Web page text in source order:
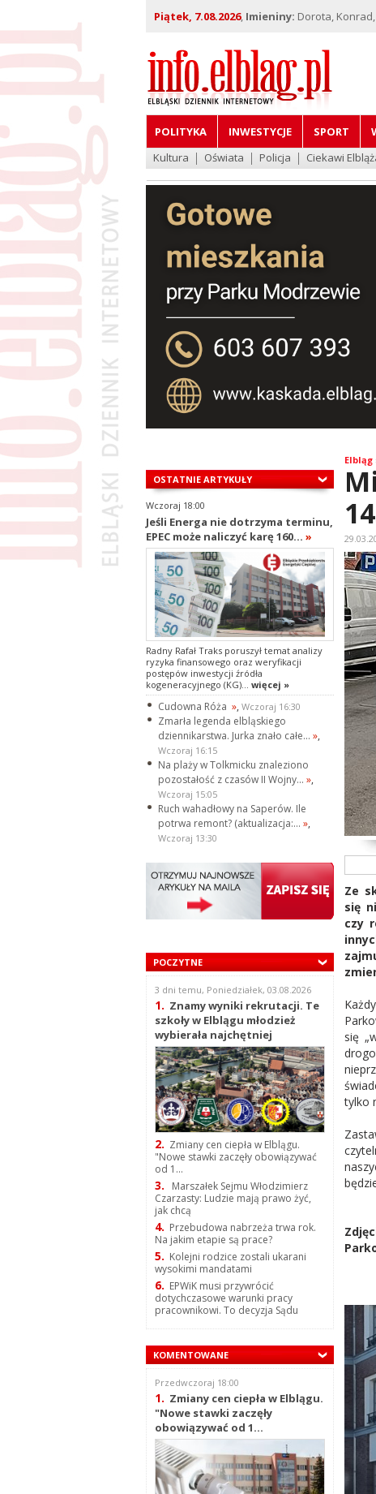
Piątek, 7.08.2026, Imieniny: Dorota,
POLITYKA INWESTYCJE SPORT
Kultura
Oświata Policja Ciekawi
OSTATNIE ARTYKUŁY
Wczoraj 18:00
Jeśli Energa nie dotrzyma terminu,
EPEC może naliczyć karę 160... »
Radny Rafał Traks poruszył temat analizy
ryzyka finansowego oraz weryfikacji
postępów inwestycji źródła
kogeneracyjnego (KG)... więcej »
Cudowna Róża », Wczoraj 16:30
Zmarła legenda elbląskiego
dziennikarstwa. Jurka znało całe... »,
Wczoraj 16:15
Na plaży w Tolkmicku znaleziono
pozostałość z czasów II Wojny... »,
Wczoraj 15:05
Ruch wahadłowy na Saperów. Ile
potrwa remont? (aktualizacja:... »,
Wczoraj 13:30
POCZYTNE
3 dni temu, Poniedziałek, 03.08.2026
1. Znamy wyniki rekrutacji. Te
szkoły w Elblągu młodzież
wybierała najchętniej
2. Zmiany cen ciepła w Elblągu.
"Nowe stawki zaczęły obowiązywać
od 1...
3.
Marszałek Sejmu Włodzimierz
Czarzasty: Ludzie mają prawo żyć,
jak chcą
4. Przebudowa nabrzeża trwa rok.
Na jakim etapie są prace?
5. Kolejni rodzice zostali ukarani
wysokimi mandatami
6. EPWiK musi przywrócić
dotychczasowe warunki pracy
pracownikowi. To decyzja Sądu
KOMENTOWANE
Przedwczoraj 18:00
1. Zmiany cen ciepła w Elblągu.
"Nowe stawki zaczęły
obowiązywać od 1...
Elbląg
Ze
się
czy
się
tylko